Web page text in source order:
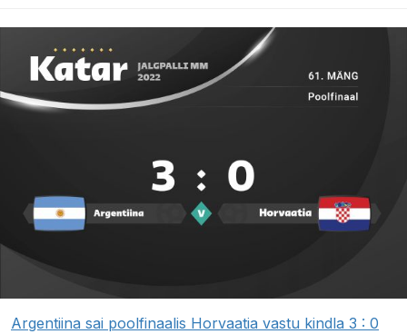
Argentiina sai poolfinaalis Horvaatia vastu kindla 3 : 0